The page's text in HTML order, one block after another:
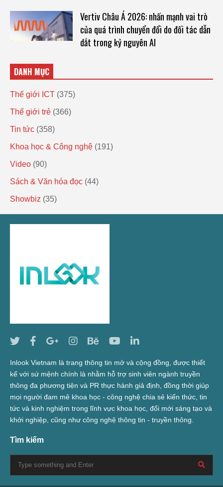
Vertiv Châu Á 2026: nhấn mạnh vai trò
của quá trình chuyển đổi do đối tác dẫn
dắt trong kỷ nguyên AI
DANH MỤC
Thế giới ICT (375)
Thế giới trẻ (366)
Tin tức (358)
Khoa học & Công nghệ (191)
Video (90)
Sách & Văn hóa đọc (44)
Showbiz (35)
Inlook Vietnam là trang thông tin mở và cộng đồng, được thiết
kế với sứ mệnh chính là nhằm hỗ trợ sinh viên ngành truyền
thông đa phương tiện và PR thực hành giả định, đồng thời giúp
mọi người đam mê khoa học - công nghệ chia sẻ kiến thức, tin
tức và kinh nghiệm trong lĩnh vực khoa học, đổi mới sáng tạo và
khởi nghiệp, cũng như công nghệ thông tin - truyền thông.
Tìm kiếm